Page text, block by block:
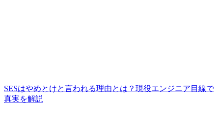
SESはやめとけと言われる理由とは？現役エンジニア目線で
真実を解説